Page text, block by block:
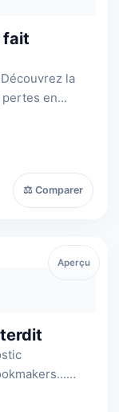
fait
la
en
⚖ Comparer
ne p…
Aperçu